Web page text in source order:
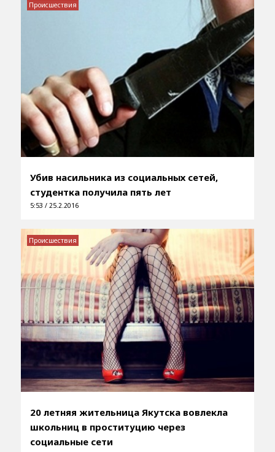
Убив насильника из социальных сетей,
студентка получила пять лет
5:53 / 25.2.2016
Происшествия
20 летняя жительница Якутска вовлекла
школьниц в проституцию через
социальные сети
Происшествия